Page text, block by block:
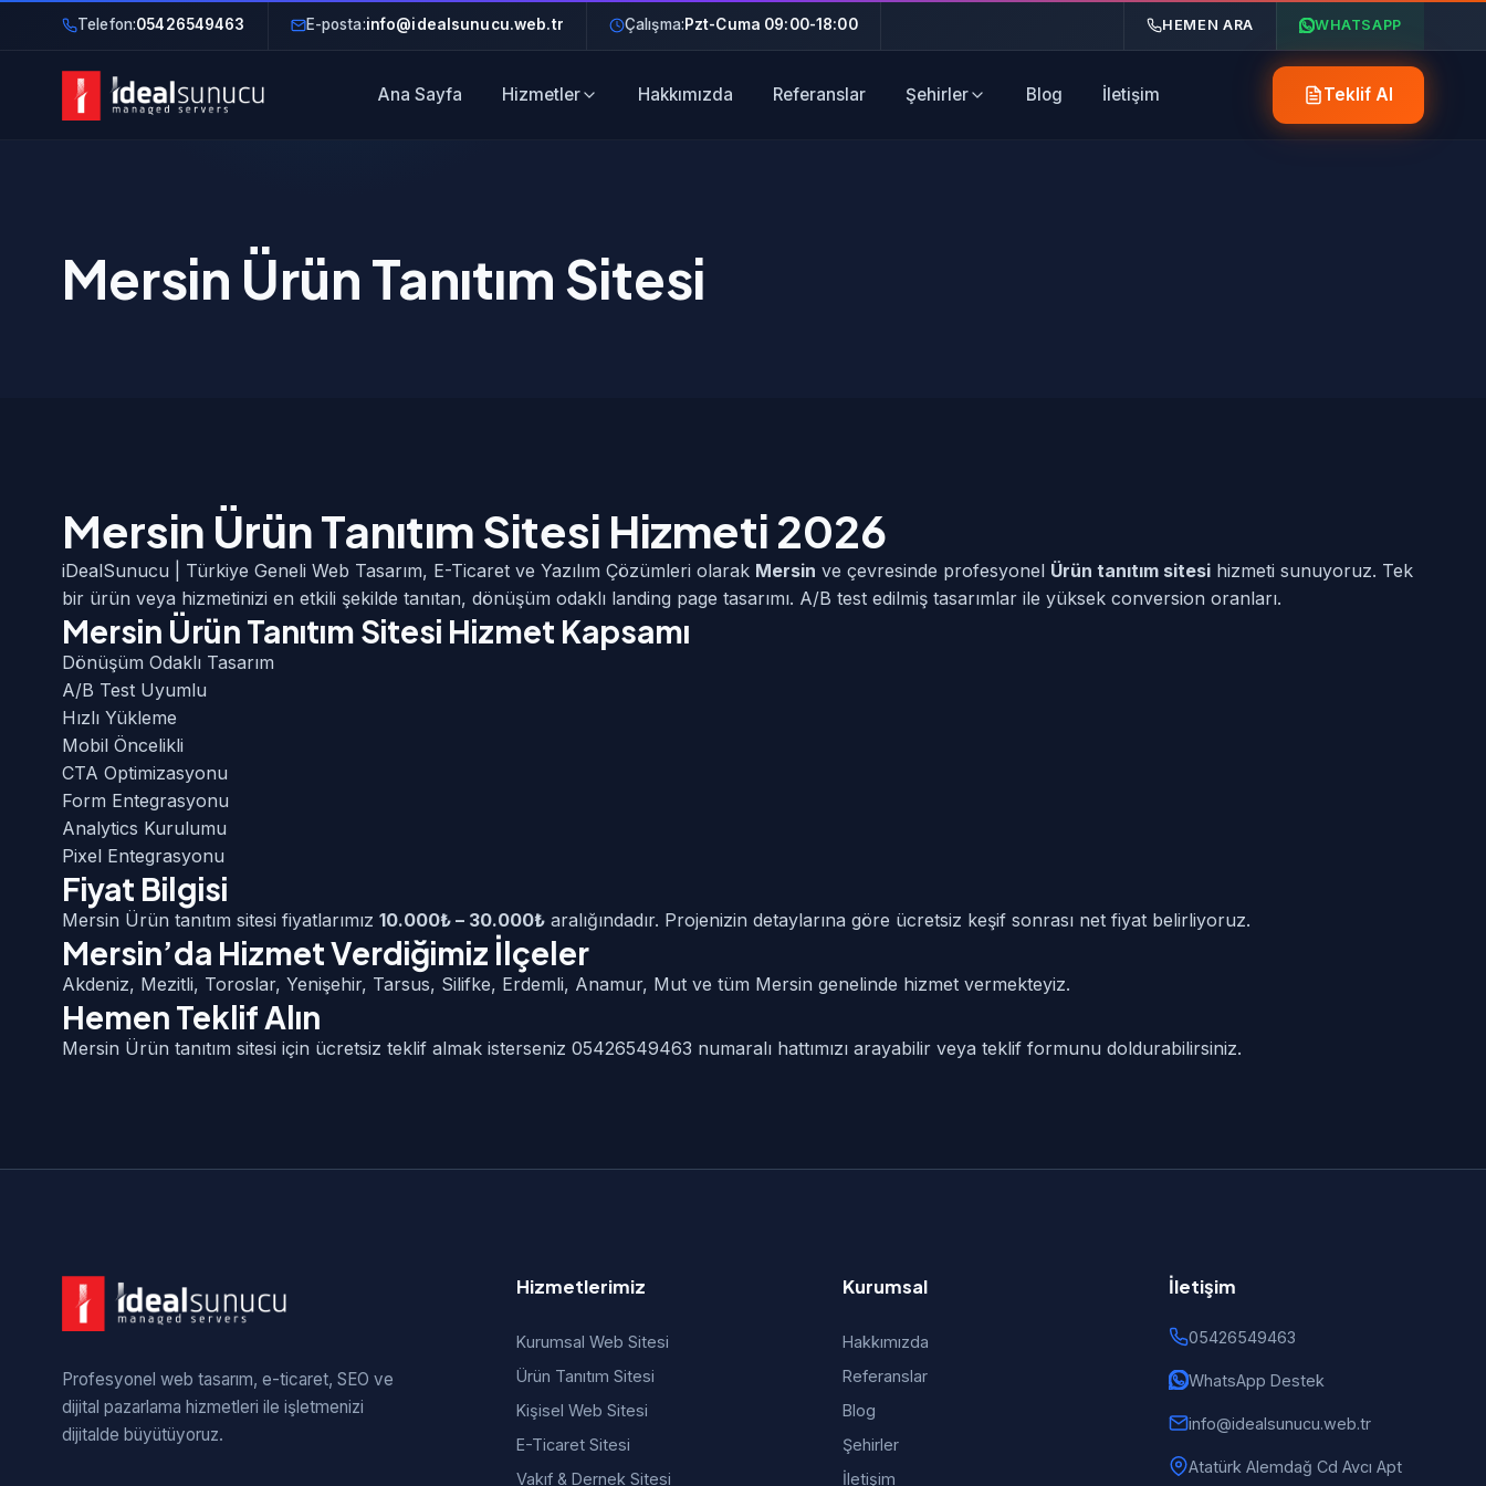
Telefon:05426549463 E-posta:info@idealsunucu.web.tr Çalışma:Pzt-Cuma 09:00-18:00 HEMEN ARA WHATSAPP
Ana Sayfa Hizmetler Hakkımızda Referanslar Şehirler Blog İletişim Teklif Al
Mersin Ürün Tanıtım Sitesi
Mersin Ürün Tanıtım Sitesi Hizmeti 2026
iDealSunucu | Türkiye Geneli Web Tasarım, E-Ticaret ve Yazılım Çözümleri olarak Mersin ve çevresinde profesyonel Ürün tanıtım sitesi hizmeti sunuyoruz. Tek
bir ürün veya hizmetinizi en etkili şekilde tanıtan, dönüşüm odaklı landing page tasarımı. A/B test edilmiş tasarımlar ile yüksek conversion oranları.
Mersin Ürün Tanıtım Sitesi Hizmet Kapsamı
Dönüşüm Odaklı Tasarım
A/B Test Uyumlu
Hızlı Yükleme
Mobil Öncelikli
CTA Optimizasyonu
Form Entegrasyonu
Analytics Kurulumu
Pixel Entegrasyonu
Fiyat Bilgisi
Mersin Ürün tanıtım sitesi fiyatlarımız 10.000₺ – 30.000₺ aralığındadır. Projenizin detaylarına göre ücretsiz keşif sonrası net fiyat belirliyoruz.
Mersin’da Hizmet Verdiğimiz İlçeler
Akdeniz, Mezitli, Toroslar, Yenişehir, Tarsus, Silifke, Erdemli, Anamur, Mut ve tüm Mersin genelinde hizmet vermekteyiz.
Hemen Teklif Alın
Mersin Ürün tanıtım sitesi için ücretsiz teklif almak isterseniz 05426549463 numaralı hattımızı arayabilir veya teklif formunu doldurabilirsiniz.
Profesyonel web tasarım, e-ticaret, SEO ve
dijital pazarlama hizmetleri ile işletmenizi
dijitalde büyütüyoruz.
Hizmetlerimiz
Kurumsal Web Sitesi
Ürün Tanıtım Sitesi
Kişisel Web Sitesi
E-Ticaret Sitesi
Vakıf & Dernek Sitesi
Kurumsal
Hakkımızda
Referanslar
Blog
Şehirler
İletişim
İletişim
05426549463
WhatsApp Destek
info@idealsunucu.web.tr
Atatürk Alemdağ Cd Avcı Apt